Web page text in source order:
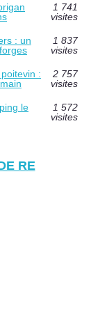
1 741
visites
: un
1 837
visites
:
2 757
visites
le
1 572
visites
RE